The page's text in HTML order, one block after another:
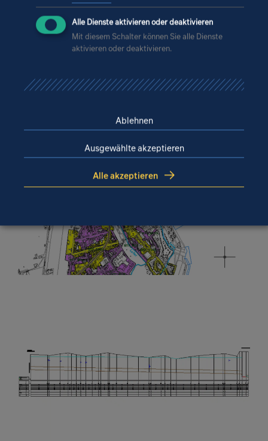
Alle Dienste aktivieren oder deaktivieren
Mit diesem Schalter können Sie alle Dienste
aktivieren oder deaktivieren.
Ablehnen
Ausgewählte akzeptieren
Alle akzeptieren